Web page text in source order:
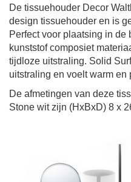
De tissuehouder Decor
design tissuehouder en is
Perfect voor plaatsing in de
kunststof composiet
tijdloze uitstraling. Solid
uitstraling en voelt warm en
De afmetingen van deze
Stone witzijn (HxBxD) 8 x